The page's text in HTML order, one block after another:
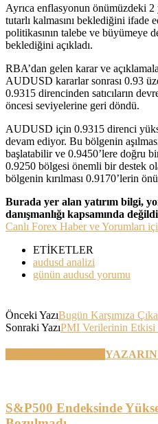
Ayrıca enflasyonun önümüzdeki
tutarlı kalmasını beklediğini ifade
politikasının talebe ve büyümeye
beklediğini açıkladı.
RBA’dan gelen karar ve
AUDUSD kararlar sonrası 0.93
0.9315 direncinden satıcıların
öncesi seviyelerine geri döndü.
AUDUSD için 0.9315 direnci
devam ediyor. Bu bölgenin
başlatabilir ve 0.9450’lere doğru
0.9250 bölgesi önemli bir destek
bölgenin kırılması 0.9170’lerin
Burada yer alan yatırım bilgi,
danışmanlığı kapsamında
Canlı Forex Haber ve Yorumları
ETİKETLER
audusd analizi
günün audusd yorumu
Önceki YazıBugün Karşımıza
Sonraki YazıPMI Verilerinin Etkisi
S&P500 Endeksinde